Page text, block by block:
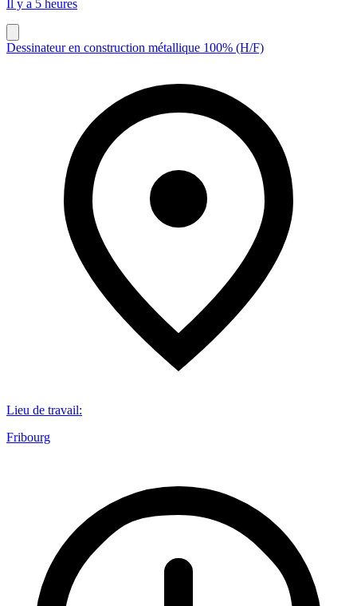
Il y a 5 heures
Dessinateur en construction métallique 100% (H/F)
Lieu de travail:
Fribourg